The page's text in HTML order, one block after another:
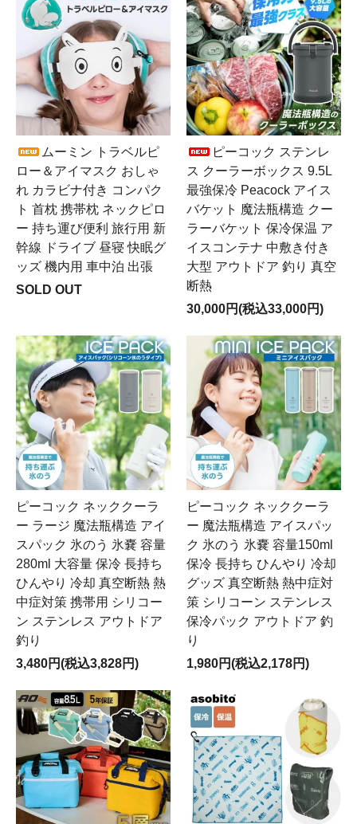
ムーミン トラベルピ
ロー＆アイマスク おしゃ
れ カラビナ付き コンパク
ト 首枕 携帯枕 ネックピロ
ー 持ち運び便利 旅行用 新
幹線 ドライブ 昼寝 快眠グ
ッズ 機内用 車中泊 出張
SOLD OUT
ピーコック ステンレ
ス クーラーボックス 9.5L
最強保冷 Peacock アイス
バケット 魔法瓶構造 クー
ラーバケット 保冷保温 ア
イスコンテナ 中敷き付き
大型 アウトドア 釣り 真空
断熱
30,000円(税込33,000円)
ピーコック ネッククーラ
ー ラージ 魔法瓶構造 アイ
スパック 氷のう 氷嚢 容量
280ml 大容量 保冷 長持ち
ひんやり 冷却 真空断熱 熱
中症対策 携帯用 シリコー
ン ステンレス アウトドア
釣り
3,480円(税込3,828円)
ピーコック ネッククーラ
ー 魔法瓶構造 アイスパッ
ク 氷のう 氷嚢 容量150ml
保冷 長持ち ひんやり 冷却
グッズ 真空断熱 熱中症対
策 シリコーン ステンレス
保冷パック アウトドア 釣
り
1,980円(税込2,178円)